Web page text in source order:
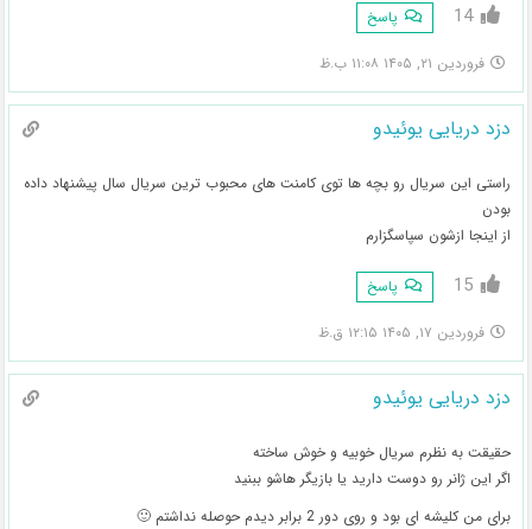
14 پاسخ
فروردین ۲۱, ۱۴۰۵ ۱۱:۰۸ ب.ظ
دزد دریایی یوئیدو
راستی این سریال رو بچه ها توی کامنت های محبوب ترین سریال سال پیشنهاد داده
بودن
از اینجا ازشون سپاسگزارم
15 پاسخ
فروردین ۱۷, ۱۴۰۵ ۱۲:۱۵ ق.ظ
دزد دریایی یوئیدو
حقیقت به نظرم سریال خوبیه و خوش ساخته
اگر این ژانر رو دوست دارید یا بازیگر هاشو ببنید
برای من کلیشه ای بود و روی دور 2 برابر دیدم حوصله نداشتم 🙂